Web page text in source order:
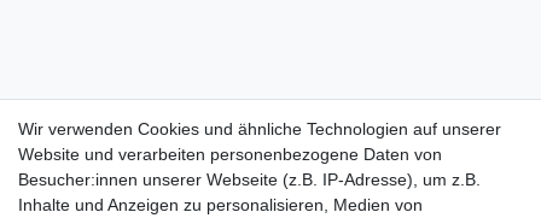
Wir verwenden Cookies und ähnliche Technologien auf unserer
Website und verarbeiten personenbezogene Daten von
Besucher:innen unserer Webseite (z.B. IP-Adresse), um z.B.
Inhalte und Anzeigen zu personalisieren, Medien von